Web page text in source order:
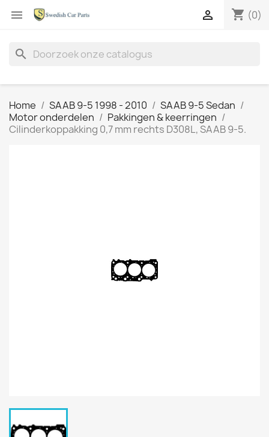
 shopping_cart (0)

search
Home SAAB 9-5 1998 - 2010
SAAB 9-5 Sedan
Motor onderdelen
Pakkingen & keerringen
Cilinderkoppakking 0,7 mm rechts D308L, SAAB 9-5.